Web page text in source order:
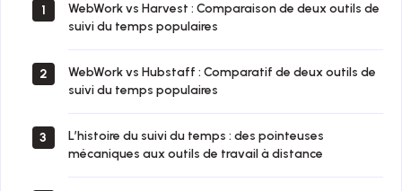
1
WebWork vs Harvest : Comparaison de deux outils de
suivi du temps populaires
2
WebWork vs Hubstaff : Comparatif de deux outils de
suivi du temps populaires
3
L’histoire du suivi du temps : des pointeuses
mécaniques aux outils de travail à distance